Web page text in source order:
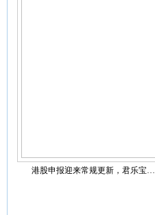
港股申报迎来常规更新，君乐宝…